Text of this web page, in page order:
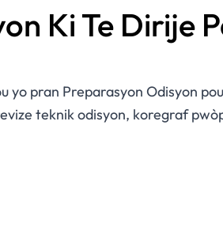
Ki Te Dirije
yo pran Preparasyon Odisyon
teknik odisyon, koregraf